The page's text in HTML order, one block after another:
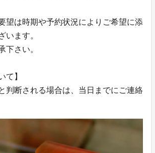
望は時期や予約状況によりご希望に添
います。
下さい。
て】
判断される場合は、当日までにご連絡